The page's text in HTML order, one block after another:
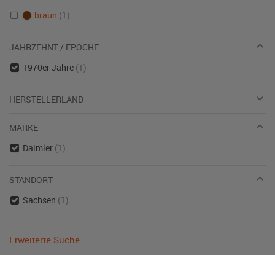
braun (1)
JAHRZEHNT / EPOCHE
1970er Jahre (1)
HERSTELLERLAND
MARKE
Daimler (1)
STANDORT
Sachsen (1)
Erweiterte Suche